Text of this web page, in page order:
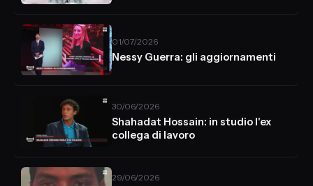
01/07/2026
Nessy Guerra: gli aggiornamenti
30/06/2026
Shahadat Hossain: in studio l'ex
collega di lavoro
29/06/2026